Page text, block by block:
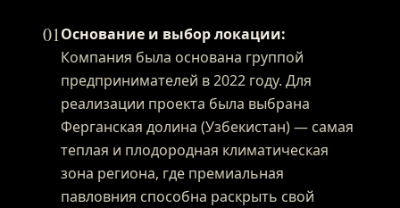
01Основание и выбор локации:
Компания была основана группой
предпринимателей в 2022 году. Для
реализации проекта была выбрана
Ферганская долина (Узбекистан) — самая
теплая и плодородная климатическая
зона региона, где премиальная
павловния способна раскрыть свой